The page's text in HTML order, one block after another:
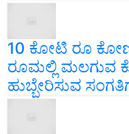
10 ಕೋಟಿ ರೂ
ರೂಮಲ್ಲಿ ಮಲಗುವ
ಹುಬ್ಬೇರಿಸುವ